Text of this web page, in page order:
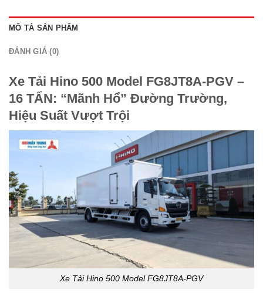
MÔ TẢ SẢN PHẨM
ĐÁNH GIÁ (0)
Xe Tải Hino 500 Model FG8JT8A-PGV –
16 TẤN: “Mãnh Hổ” Đường Trường,
Hiệu Suất Vượt Trội
Xe Tải Hino 500 Model FG8JT8A-PGV